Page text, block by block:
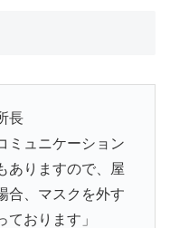
長
ミュニケーション
ありますので、屋
合、マスクを外す
おります」